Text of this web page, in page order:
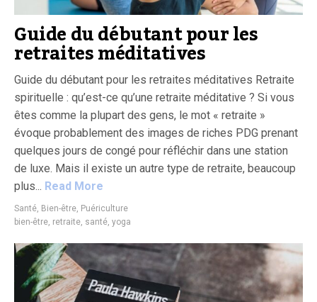
Guide du débutant pour les
retraites méditatives
Guide du débutant pour les retraites méditatives Retraite
spirituelle : qu’est-ce qu’une retraite méditative ? Si vous
êtes comme la plupart des gens, le mot « retraite »
évoque probablement des images de riches PDG prenant
quelques jours de congé pour réfléchir dans une station
de luxe. Mais il existe un autre type de retraite, beaucoup
plus... Read More
Santé, Bien-être, Puériculture
bien-être, retraite, santé, yoga